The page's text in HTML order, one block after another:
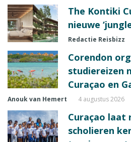
The Kontiki
nieuwe
Redactie Reisbizz
Corendon
studiereizen
Curaçao en
Anouk van Hemert 4 augustus 2026
Curaçao laat
scholieren